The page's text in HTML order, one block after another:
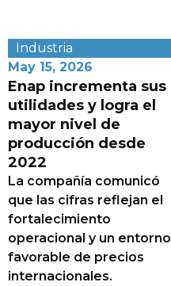
Industria
May 15, 2026
Enap incrementa sus
utilidades y logra el
mayor nivel de
producción desde
2022
La compañía comunicó
que las cifras reflejan el
fortalecimiento
operacional y un entorno
favorable de precios
internacionales.